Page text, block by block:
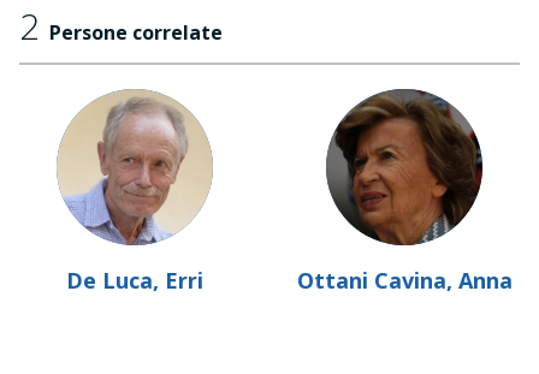
2 Persone correlate
De Luca, Erri Ottani Cavina, Anna